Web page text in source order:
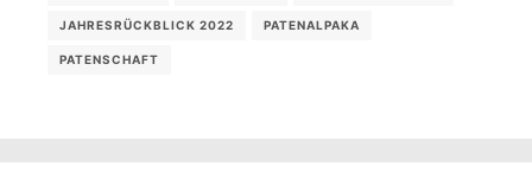
JAHRESRÜCKBLICK 2022 PATENALPAKA
PATENSCHAFT